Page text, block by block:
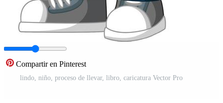
Compartir en Pinterest
lindo, niño, proceso de llevar, libro, caricatura Vector Pro